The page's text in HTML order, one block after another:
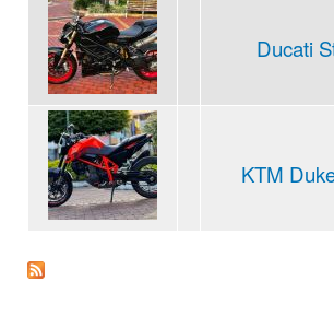
Ducati
KTM